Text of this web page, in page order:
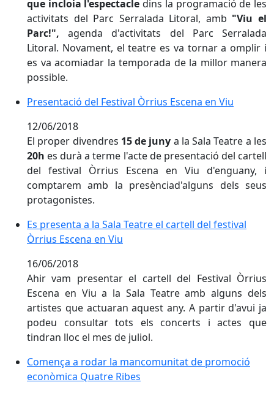
que incloia l'espectacledins la programació de les
activitats del Parc Serralada Litoral, amb "Viu el
Parc!",agenda d'activitats del Parc Serralada
Litoral. Novament, el teatre es va tornar a omplir i
es va acomiadar la temporada de la millor manera
possible.
Presentació del Festival Òrrius Escena en Viu
Presentació del Festival Òrrius Escena en Viu
12/06/2018
El proper divendres 15 de juny a la Sala Teatre a les
20h es durà a terme l'acte de presentació del cartell
del festival Òrrius Escena en Viu d'enguany, i
comptarem amb la presènciad'alguns dels seus
protagonistes.
Es presenta a la Sala Teatre el cartell del festival
Es presenta a la Sala Teatre el cartell del festival
Òrrius Escena en Viu
16/06/2018
Ahir vam presentar el cartell del Festival Òrrius
Escena en Viu a la Sala Teatre amb alguns dels
artistes que actuaran aquest any. A partir d'avui ja
podeu consultar tots els concerts i actes que
tindran lloc el mes de juliol.
Comença a rodar la mancomunitat de promoció
Comença a rodar la mancomunitat de promoció
econòmica Quatre Ribes